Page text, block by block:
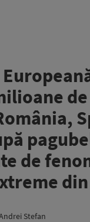
de
Stefan